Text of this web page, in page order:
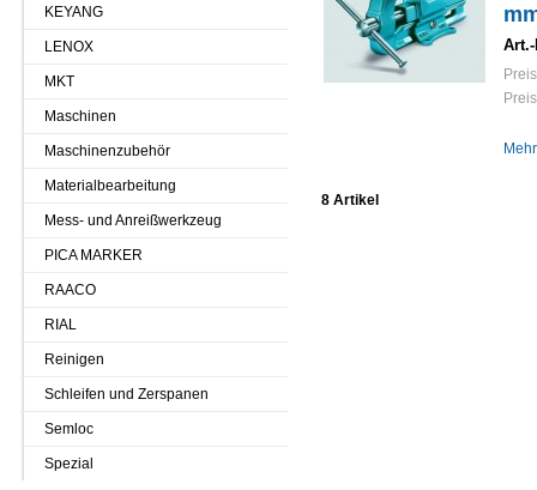
Art.-
8 Artikel
KEYANG
LENOX
MKT
Maschinen
Maschinenzubehör
Materialbearbeitung
Mess- und Anreißwerkzeug
PICA MARKER
RAACO
RIAL
Reinigen
Schleifen und Zerspanen
Semloc
Spezial